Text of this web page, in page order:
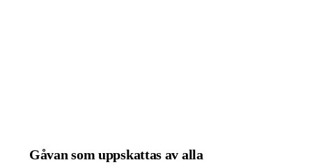
Gåvan som uppskattas av alla